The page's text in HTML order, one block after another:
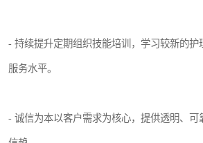
- 持续提升定期组织技能培训，学习较新的护
服务水平。
- 诚信为本以客户需求为核心，提供透明、可